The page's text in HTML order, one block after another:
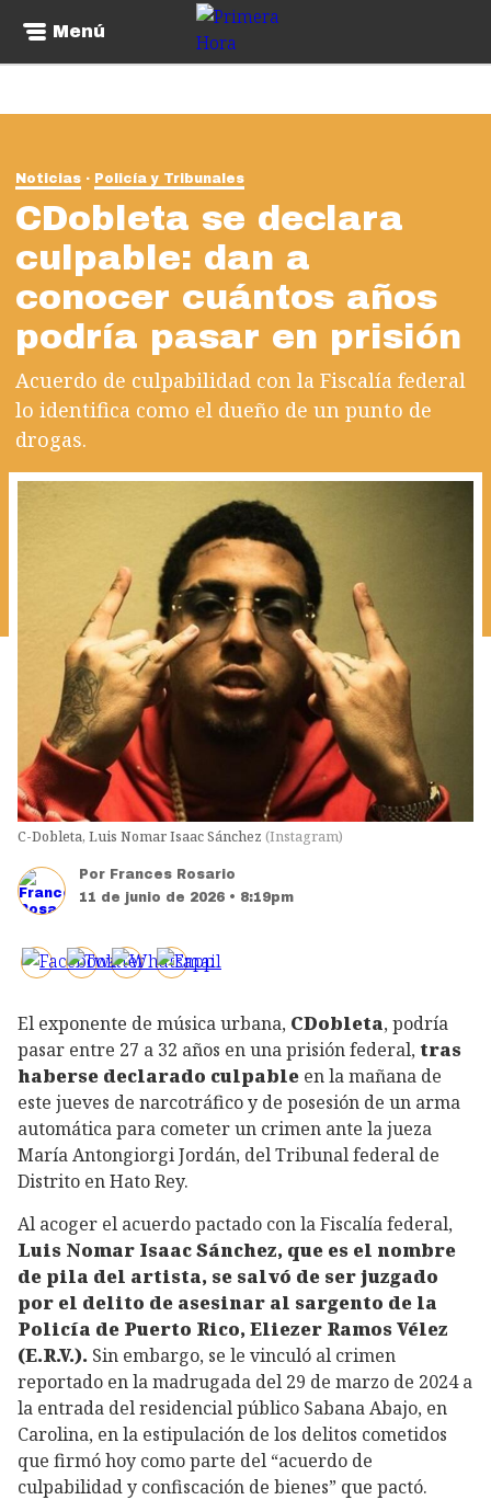
Menú
Noticias Policía y Tribunales
CDobleta se declara
culpable: dan a
conocer cuántos años
podría pasar en prisión
Acuerdo de culpabilidad con la Fiscalía federal
lo identifica como el dueño de un punto de
drogas.
C-Dobleta, Luis Nomar Isaac Sánchez (Instagram)
Por Frances Rosario
11 de junio de 2026 • 8:19pm
El exponente de música urbana, CDobleta, podría
pasar entre 27 a 32 años en una prisión federal,tras
haberse declarado culpable en la mañana de
este jueves de narcotráfico y de posesión de un arma
automáticapara cometer un crimen ante la jueza
María Antongiorgi Jordán, del Tribunal federal de
Distrito en Hato Rey.
Al acoger el acuerdo pactado con la Fiscalía federal,
Luis Nomar Isaac Sánchez, que es el nombre
de pila del artista, se salvó de ser juzgado
por el delito de asesinar al sargento de la
Policía de Puerto Rico, Eliezer Ramos Vélez
(E.R.V.). Sin embargo, se le vinculó al crimen
reportado en la madrugada del 29 de marzo de 2024 a
la entrada del residencial público Sabana Abajo, en
Carolina, en la estipulación de los delitos cometidos
que firmó hoy como parte del “acuerdo de
culpabilidad y confiscación de bienes” que pactó.